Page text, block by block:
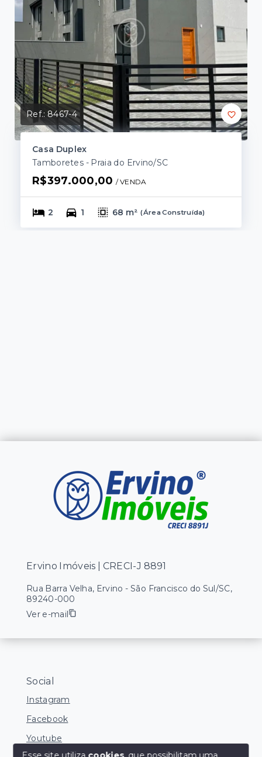
Ref.: 8467-4
Casa Duplex
Tamboretes - Praia do Ervino/SC
R$397.000,00 / VENDA
2 1 68 m² (Área Construída)
Social
Instagram
Facebook
Youtube
Ervino Imóveis | CRECI-J 8891
Rua Barra Velha, Ervino - São Francisco do Sul/SC,
89240-000
Ver e-mail